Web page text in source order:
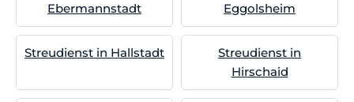
Ebermannstadt
Eggolsheim
Streudienst in Hallstadt
Streudienst in
Hirschaid